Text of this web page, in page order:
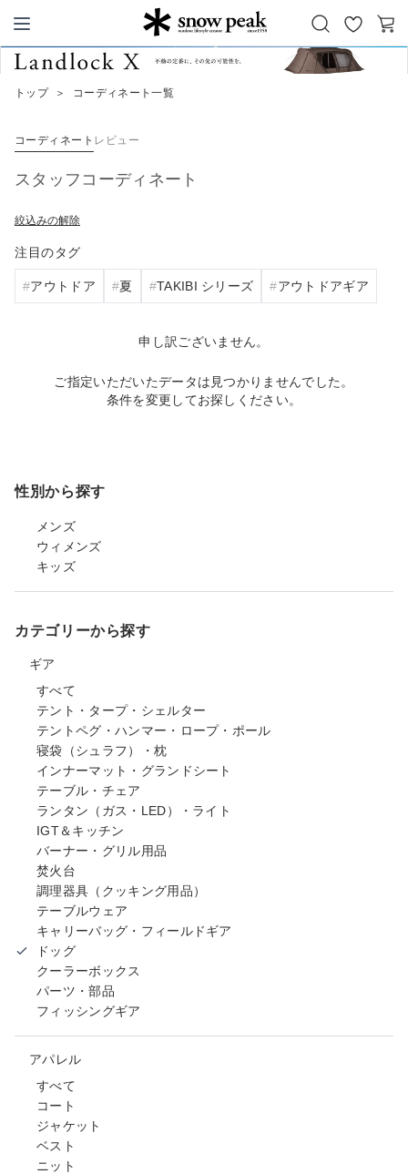
Snow Peak
お
気
カ
トップ ＞ コーディネート一覧
コーディネート レビュー
スタッフコーディネート
絞込みの解除
注目のタグ
アウトドア 夏 TAKIBI シリーズ アウトドアギア
申し訳ございません。
ご指定いただいたデータは見つかりませんでした。
条件を変更してお探しください。
性別から探す
メンズ
ウィメンズ
キッズ
カテゴリーから探す
ギア
すべて
テント・タープ・シェルター
テントペグ・ハンマー・ロープ・ポール
寝袋（シュラフ）・枕
インナーマット・グランドシート
テーブル・チェア
ランタン（ガス・LED）・ライト
IGT＆キッチン
バーナー・グリル用品
焚火台
調理器具（クッキング用品）
テーブルウェア
キャリーバッグ・フィールドギア
ドッグ
クーラーボックス
パーツ・部品
フィッシングギア
アパレル
すべて
コート
ジャケット
ベスト
ニット